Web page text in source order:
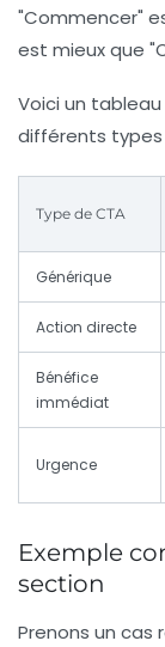
"Commencer"
est mieux que
Voici un
différents types
Type de CTA
Générique
Action directe
Bénéfice
immédiat
Urgence
Exemple
section
Prenons un cas